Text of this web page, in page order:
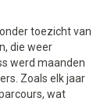
toezicht van
die weer
werd maanden
Zoals elk jaar
wat